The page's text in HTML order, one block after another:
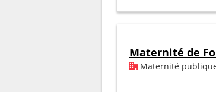
Maternité de
Maternité